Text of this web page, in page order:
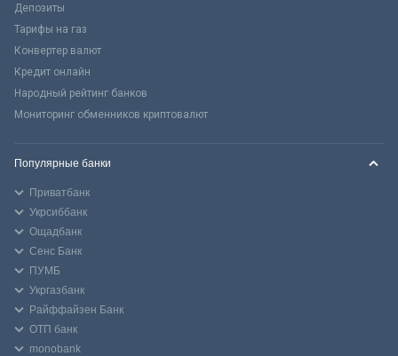
Депозиты
Тарифы на газ
Конвертер валют
Кредит онлайн
Народный рейтинг банков
Мониторинг обменников криптовалют
Популярные банки
Приватбанк
Укрсиббанк
Ощадбанк
Сенс Банк
ПУМБ
Укргазбанк
Райффайзен Банк
ОТП банк
monobank